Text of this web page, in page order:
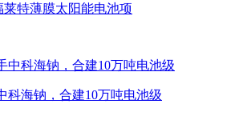
莱特薄膜太阳能电池项
科海钠，合建10万吨电池级